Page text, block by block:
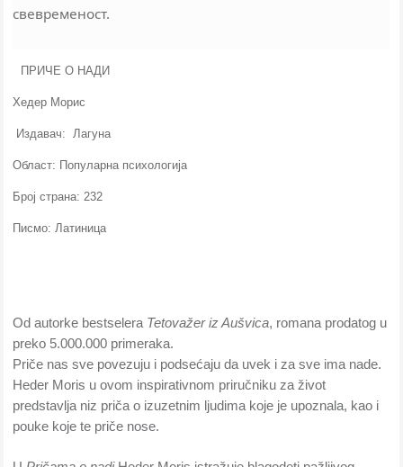
свевременост.
ПРИЧЕ О НАДИ
Хедер Морис
Издавач: Лагуна
Област: Популарна психологија
Број страна: 232
Писмо: Латиница
Od autorke bestselera Tetovažer iz Aušvica, romana prodatog u
preko 5.000.000 primeraka.
Priče nas sve povezuju i podsećaju da uvek i za sve ima nade.
Heder Moris u ovom inspirativnom priručniku za život
predstavlja niz priča o izuzetnim ljudima koje je upoznala, kao i
pouke koje te priče nose.